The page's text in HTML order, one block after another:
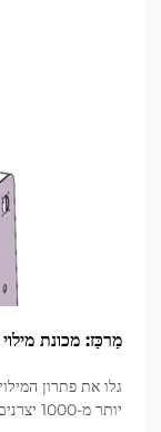
מַרכַּז: מכונת
גלו את פתרון